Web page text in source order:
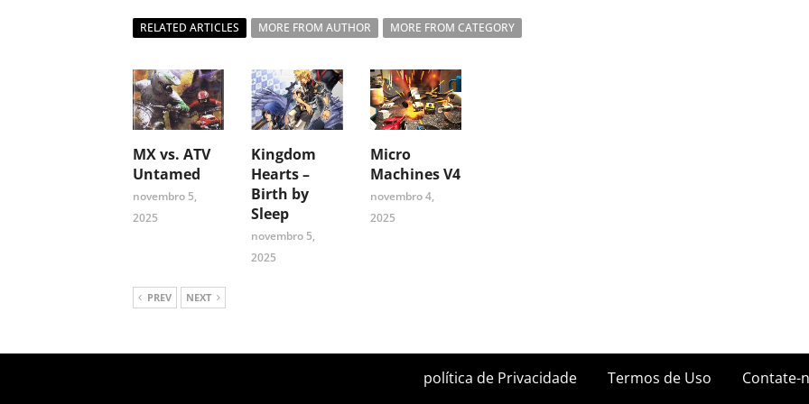
RELATED ARTICLES MORE FROM AUTHOR MORE FROM CATEGORY
MX vs. ATV
Untamed
novembro 5,
2025
Kingdom
Hearts –
Birth by
Sleep
novembro 5,
2025
Micro
Machines V4
novembro 4,
2025
PREV NEXT
política de Privacidade Termos de Uso Contate-